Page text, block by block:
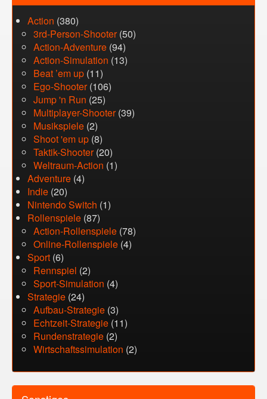
Action (380)
3rd-Person-Shooter(50)
Action-Adventure (94)
Action-Simulation (13)
Beat ’em up (11)
Ego-Shooter(106)
Jump 'n Run (25)
Multiplayer-Shooter(39)
Musikspiele (2)
Shoot 'em up (8)
Taktik-Shooter(20)
Weltraum-Action (1)
Adventure (4)
Indie (20)
Nintendo Switch (1)
Rollenspiele (87)
Action-Rollenspiele (78)
Online-Rollenspiele (4)
Sport (6)
Rennspiel (2)
Sport-Simulation (4)
Strategie (24)
Aufbau-Strategie (3)
Echtzeit-Strategie (11)
Rundenstrategie (2)
Wirtschaftssimulation (2)